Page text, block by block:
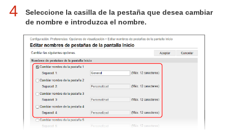
4
Seleccione la casilla de la pestaña que desea cambiar
de nombre e introduzca el nombre.